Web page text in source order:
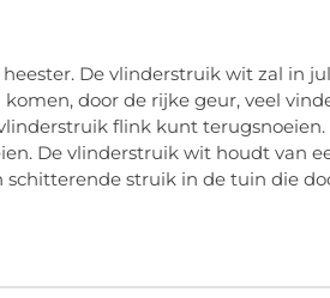
De vlinderstruik wit zal in
door de rijke geur, veel
flink kunt
De vlinderstruik wit houdt van
schitterende struik in de tuin die